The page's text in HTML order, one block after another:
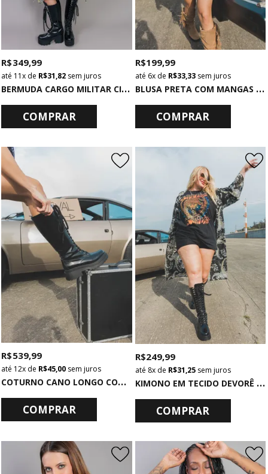
B
ERMUDA CARGO MILITAR CINTURA MÉDIA CAMUFLADA
R$ 349,99
11x de R$ 31,82 sem juros
COMPRAR
B
LUSA PRETA COM MANGAS AMPLAS EM TULE ROCK
R$ 199,99
6xde R$ 33,33sem juros
COMPRAR
C
OTURNO CANO LONGO COM CADARÇO PRETO
R$ 539,99
12x de R$ 45,00 sem juros
COMPRAR
K
IMONO EM TECIDO DEVORÊ ESTAMPADO PAISLEY
R$ 249,99
8xde R$ 31,25sem juros
COMPRAR